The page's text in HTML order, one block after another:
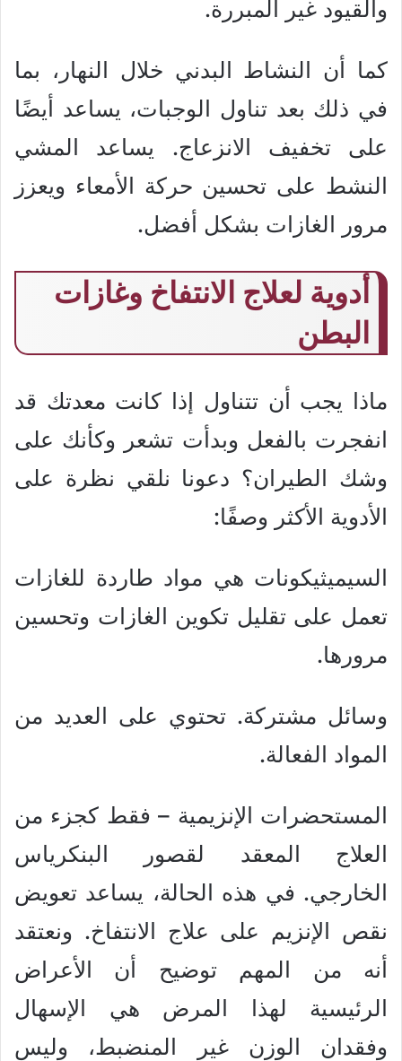
والقيود غير المبررة.
كما أن النشاط البدني خلال النهار، بما
في ذلك بعد تناول الوجبات، يساعد أيضًا
على تخفيف الانزعاج. يساعد المشي
النشط على تحسين حركة الأمعاء ويعزز
مرور الغازات بشكل أفضل.
أدوية لعلاج الانتفاخ وغازات
البطن
ماذا يجب أن تتناول إذا كانت معدتك قد
انفجرت بالفعل وبدأت تشعر وكأنك على
وشك الطيران؟ دعونا نلقي نظرة على
الأدوية الأكثر وصفًا:
السيميثيكونات هي مواد طاردة للغازات
تعمل على تقليل تكوين الغازات وتحسين
مرورها.
وسائل مشتركة. تحتوي على العديد من
المواد الفعالة.
المستحضرات الإنزيمية – فقط كجزء من
العلاج المعقد لقصور البنكرياس
الخارجي. في هذه الحالة، يساعد تعويض
نقص الإنزيم على علاج الانتفاخ. ونعتقد
أنه من المهم توضيح أن الأعراض
الرئيسية لهذا المرض هي الإسهال
وفقدان الوزن غير المنضبط، وليس